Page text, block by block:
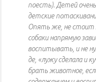
поесть). Детей
детские
Опять же, не стоит
собаки напрямую
воспитывать, и не
де, «лужу сделала и
брать животное,